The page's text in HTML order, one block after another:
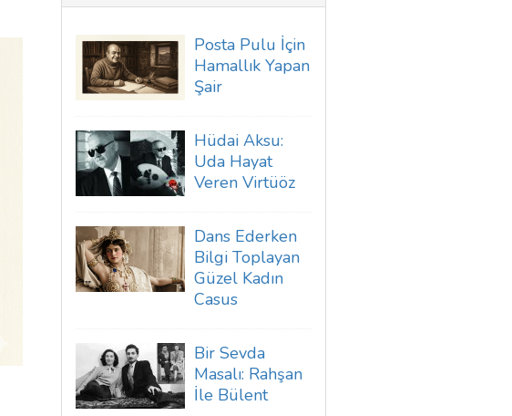
Posta Pulu İçin
Hamallık Yapan
Şair
Hüdai Aksu:
Uda Hayat
Veren Virtüöz
Dans Ederken
Bilgi Toplayan
Güzel Kadın
Casus
Bir Sevda
Masalı: Rahşan
İle Bülent